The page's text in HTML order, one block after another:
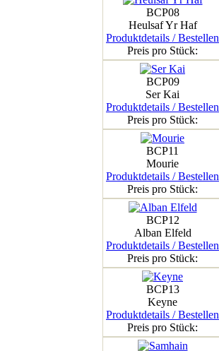
BCP08
Heulsaf Yr Haf
Produktdetails / Bestellen
Preis pro Stück:
BCP09
Ser Kai
Produktdetails / Bestellen
Preis pro Stück:
BCP11
Mourie
Produktdetails / Bestellen
Preis pro Stück:
BCP12
Alban Elfeld
Produktdetails / Bestellen
Preis pro Stück:
BCP13
Keyne
Produktdetails / Bestellen
Preis pro Stück: